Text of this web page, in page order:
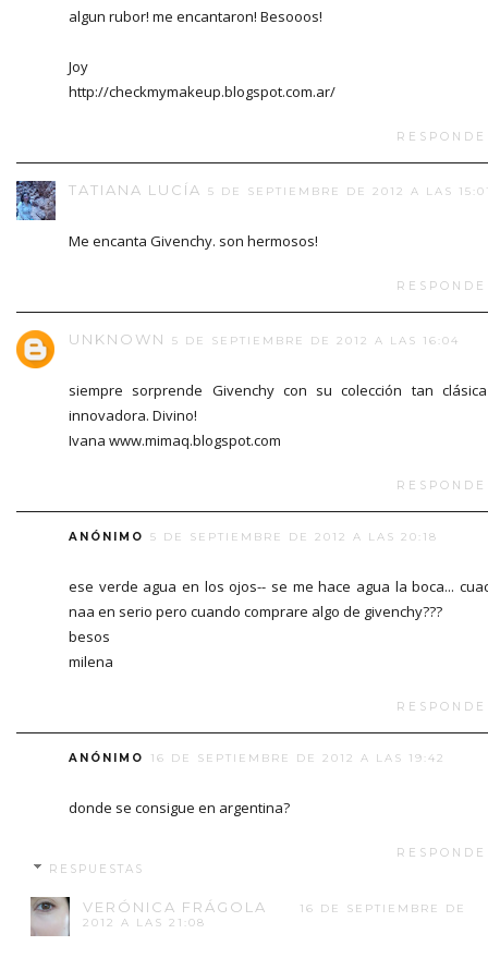
algun rubor! me encantaron! Besooos!
Joy
http://checkmymakeup.blogspot.com.ar/
TATIANA LUCÍA 5 DE SEPTIEMBRE DE 2012 A LAS
Me encanta Givenchy. son hermosos!
UNKNOWN 5 DE SEPTIEMBRE DE 2012 A LAS 16:04
siempre sorprende Givenchy con su colección tan
innovadora. Divino!
Ivana www.mimaq.blogspot.com
ANÓNIMO 5 DE SEPTIEMBRE DE 2012 A LAS 20:18
ese verde agua en los ojos-- se me hace agua la boca...
naa en serio pero cuando comprare algo de givenchy???
besos
milena
ANÓNIMO 16 DE SEPTIEMBRE DE 2012 A LAS 19:42
donde se consigue en argentina?
RESPUESTAS
VERÓNICA FRÁGOLA
16 DE SEPTIEMBRE DE
2012 A LAS 21:08